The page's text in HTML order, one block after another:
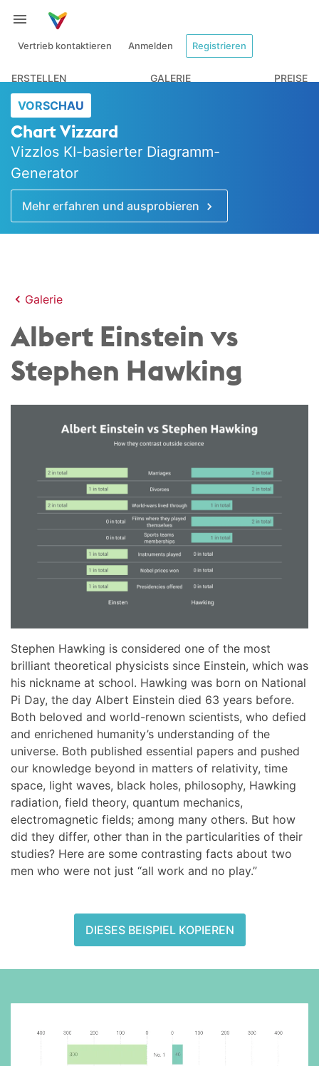
Vertrieb kontaktieren Anmelden Registrieren
ERSTELLEN GALERIE PREISE
VORSCHAU
Chart Vizzard
Vizzlos KI-basierter Diagramm-
Generator
Mehr erfahren und ausprobieren
Galerie
Albert Einstein vs
Stephen Hawking
Stephen Hawking is considered one of the most
brilliant theoretical physicists since Einstein, which was
his nickname at school. Hawking was born on National
Pi Day, the day Albert Einstein died 63 years before.
Both beloved and world-renown scientists, who defied
and enrichened humanity’s understanding of the
universe. Both published essential papers and pushed
our knowledge beyond in matters of relativity, time
space, light waves, black holes, philosophy, Hawking
radiation, field theory, quantum mechanics,
electromagnetic fields; among many others. But how
did they differ, other than in the particularities of their
studies? Here are some contrasting facts about two
men who were not just “all work and no play.”
DIESES BEISPIEL KOPIEREN